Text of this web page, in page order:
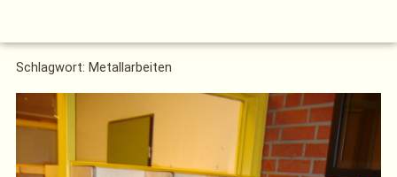
Schlagwort: Metallarbeiten